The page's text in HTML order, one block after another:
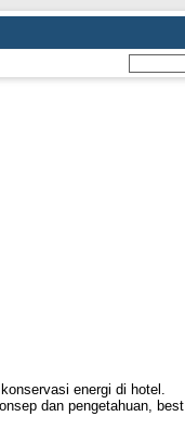
energi di hotel.
dan pengetahuan, best